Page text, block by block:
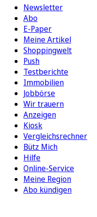
Newsletter
Abo
E-Paper
Meine Artikel
Shoppingwelt
Push
Testberichte
Immobilien
Jobbörse
Wir trauern
Anzeigen
Kiosk
Vergleichsrechner
Bütz Mich
Hilfe
Online-Service
Meine Region
Abo kündigen